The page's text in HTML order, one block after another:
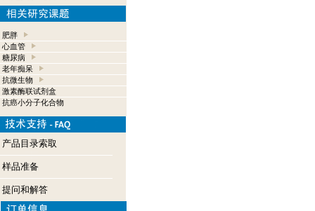
肥胖
心血管
糖尿病
老年痴呆
抗微生物
激素酶联试剂盒
抗癌小分子化合物
产品目录索取
样品准备
提问和解答